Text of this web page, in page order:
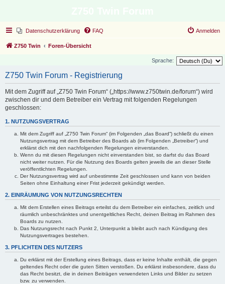
Datenschutzerklärung FAQ Anmelden
Z750 Twin Foren-Übersicht
Sprache:
Z750 Twin Forum - Registrierung
Mit dem Zugriff auf „Z750 Twin Forum“ („https://www.z750twin.de/forum“) wird
zwischen dir und dem Betreiber ein Vertrag mit folgenden Regelungen
geschlossen:
1. NUTZUNGSVERTRAG
Mit dem Zugriff auf „Z750 Twin Forum“ (im Folgenden „das Board“) schließt du einen
Nutzungsvertrag mit dem Betreiber des Boards ab (im Folgenden „Betreiber“) und
erklärst dich mit den nachfolgenden Regelungen einverstanden.
Wenn du mit diesen Regelungen nicht einverstanden bist, so darfst du das Board
nicht weiter nutzen. Für die Nutzung des Boards gelten jeweils die an dieser Stelle
veröffentlichten Regelungen.
Der Nutzungsvertrag wird auf unbestimmte Zeit geschlossen und kann von beiden
Seiten ohne Einhaltung einer Frist jederzeit gekündigt werden.
2. EINRÄUMUNG VON NUTZUNGSRECHTEN
Mit dem Erstellen eines Beitrags erteilst du dem Betreiber ein einfaches, zeitlich und
räumlich unbeschränktes und unentgeltliches Recht, deinen Beitrag im Rahmen des
Boards zu nutzen.
Das Nutzungsrecht nach Punkt 2, Unterpunkt a bleibt auch nach Kündigung des
Nutzungsvertrages bestehen.
3. PFLICHTEN DES NUTZERS
Du erklärst mit der Erstellung eines Beitrags, dass er keine Inhalte enthält, die gegen
geltendes Recht oder die guten Sitten verstoßen. Du erklärst insbesondere, dass du
das Recht besitzt, die in deinen Beiträgen verwendeten Links und Bilder zu setzen
bzw. zu verwenden.